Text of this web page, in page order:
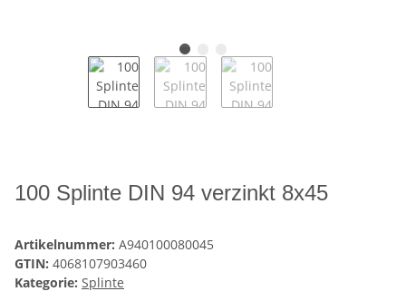
100 Splinte DIN 94 verzinkt 8x45
Artikelnummer: A940100080045
GTIN: 4068107903460
Kategorie: Splinte